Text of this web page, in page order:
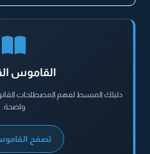
القاموس
دليلك المبسط لفهم المصطلحات
واضحة.
تصفح